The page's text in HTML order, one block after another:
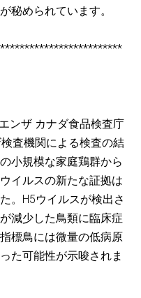
秘められています。
ンザ カナダ食品検査庁
検査機関による検査の結
小規模な家庭鶏群から
イルスの新たな証拠は
。H5ウイルスが検出さ
減少した鳥類に臨床症
標鳥には微量の低病原
た可能性が示唆されま